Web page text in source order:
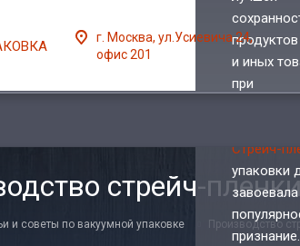
г. Москва, ул.Усиевича 24,
офис 201
стрейч-
и советы по вакуумной упаковке Производство
и иных
при
Стрейч-
упаковки
завоевала